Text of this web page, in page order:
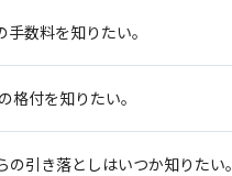
数料を知りたい。
格付を知りたい。
引き落としはいつか知りたい。